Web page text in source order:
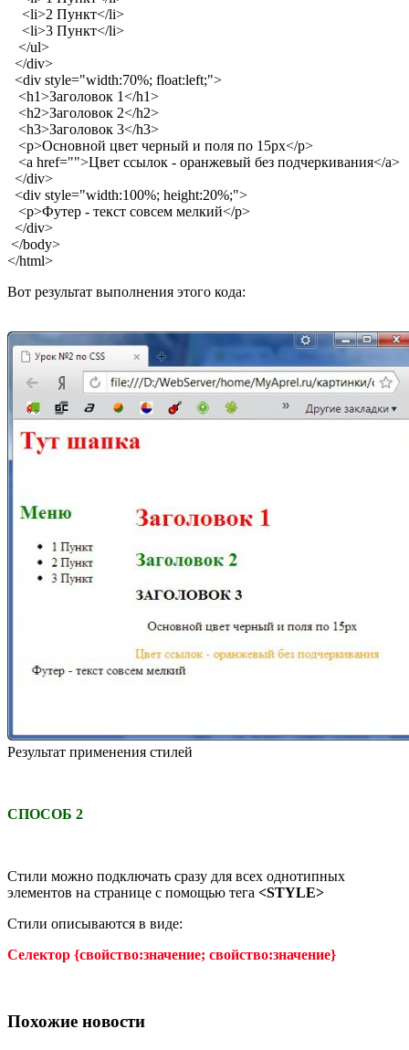
<li>2 Пункт</li>
<li>3 Пункт</li>
</ul>
</div>
<div style="width:70%; float:left;">
<h1>Заголовок 1</h1>
<h2>Заголовок 2</h2>
<h3>Заголовок 3</h3>
<p>Основной цвет черный и поля по 15px</p>
<a href="">Цвет ссылок - оранжевый без подчеркивания</a>
</div>
<div style="width:100%; height:20%;">
<p>Футер - текст совсем мелкий</p>
</div>
</body>
</html>
Вот результат выполнения этого кода:
Результат применения стилей
СПОСОБ 2
Стили можно подключать сразу для всех однотипных
элементов на странице с помощью тега <STYLE>
Стили описываются в виде:
Селектор {свойство:значение; свойство:значение}
Похожие новости